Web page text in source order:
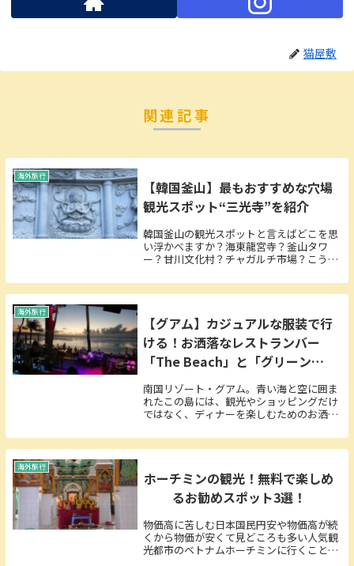
猫屋敷
関連記事
海外旅行
【韓国釜山】最もおすすめな穴場
観光スポット“三光寺”を紹介
韓国釜山の観光スポットと言えばどこを思
い浮かべますか？海東龍宮寺？釜山タワ
ー？甘川文化村？チャガルチ市場？こうい
ね。上記に例で挙げた観光スポットも確か
に十分楽しいです。しかし本記事では、お
海外旅行
【グアム】カジュアルな服装で行
ける！お洒落なレストランバー
「The Beach」と「グリーンリ
ザード」がおすすめ
南国リゾート・グアム。青い海と空に囲ま
れたこの島には、観光やショッピングだけ
ではなく、ディナーを楽しむためのお洒落
の中でも、サンセットが美しい「The
Beach」と、タモン中心部の「グリーンリ
海外旅行
ホーチミンの観光！無料で楽しめ
るお勧めスポット3選！
物価高に苦しむ日本国民円安や物価高が続
くから物価が安くて見どころも多い人気観
光都市のベトナムホーチミンに行くことに